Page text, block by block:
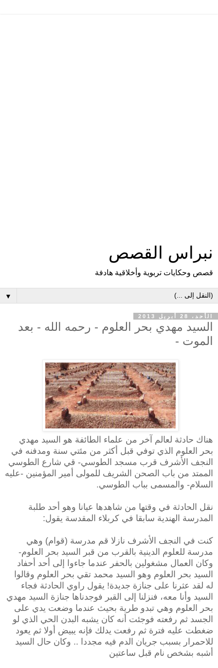
نبراس القصص
قصص وحكايات تربوية وأخلاقية هادفة
▼
الأحد، 28 أبريل 2013
السيد مهدي بحر العلوم - رحمه الله - بعد
الموت -
هناك حادثة لعالم آخر من علماء الطائفة هو السيد مهدي
بحر العلوم الذي توفي قبل أكثر من مئتي سنة ومدفنه في
النجف الأشرف قرب مسجد الطوسي- قي شارع الطوسي
الممتد من باب الصحن الشريف للمولى أمير المؤمنين -عليه
السلام- والمسمى بباب الطوسي.
نقل الحادثة في وقتها من شاهدها عيانا وهو أحد طلبة
المدرسة الهندية سابقا في كربلاء المقدسة يقول:
كنت في النجف الأشرف نازلا قم مدرسة (قوام) وهي
مدرسة للعلوم الدينية بالقرب من قبر السيد بحر العلوم-
وكان العمال مشغولين بالحفر عندما جاءوا إلى أحد أحفاد
السيد بحر العلوم وهو السيد محمد تقي بحر العلوم وقالوا
له لقد عثرنا على جنازة جديدة! يقول راوي الحادثة فجاء
السيد وأنا معه، فنزلنا إلى القبر فوجدناها جنازة السيد مهدي
بحر العلوم وهي تبدو طرية بحيث عندما وضعت يدي على
الجسد ثم رفعته فوجئت أنه كان يشبه البدن الحي الذي لو
ضغطت عليه فترة ثم رفعت يدلك فإنه يبيض أولا ثم يعود
للاحمرار بسبب جريان الدم فيه مجددا .. وكان حال السيد
أشبه بشخص نام قبل ساعتين